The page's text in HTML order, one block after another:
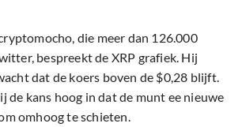
die meer dan 126.000
bespreekt de XRP grafiek. Hij
dat de koers boven de $0,28 blijft.
de kans hoog in dat de munt ee nieuwe
omhoog te schieten.